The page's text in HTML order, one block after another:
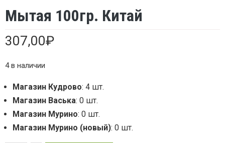
Мытая 100гр. Китай
307,00₽
4 в наличии
Магазин Кудрово: 4 шт.
Магазин Васька: 0 шт.
Магазин Мурино: 0 шт.
Магазин Мурино (новый): 0 шт.